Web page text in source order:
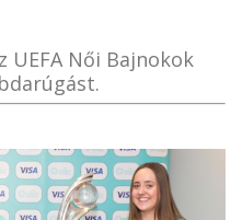
UEFA Női Bajnokok